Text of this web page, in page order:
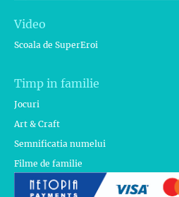
Video
Scoala de SuperEroi
Timp in familie
Jocuri
Art & Craft
Semnificatia numelui
Filme de familie